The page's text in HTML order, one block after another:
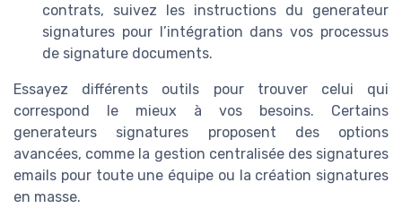
contrats, suivez les instructions du generateur
signatures pour l’intégration dans vos processus
de signature documents.
Essayez différents outils pour trouver celui qui
correspond le mieux à vos besoins. Certains
generateurs signatures proposent des options
avancées, comme la gestion centralisée des signatures
emails pour toute une équipe ou la création signatures
en masse.